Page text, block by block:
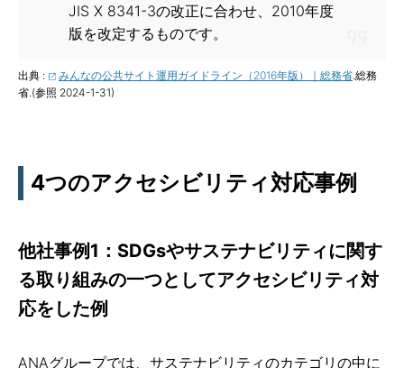
JIS X 8341-3の改正に合わせ、2010年度
版を改定するものです。
出典 : みんなの公共サイト運用ガイドライン（2016年版）｜総務省 .総務
省.(参照 2024-1-31)
4つのアクセシビリティ対応事例
他社事例1：SDGsやサステナビリティに関す
る取り組みの一つとしてアクセシビリティ対
応をした例
ANAグループでは、サステナビリティのカテゴリの中に